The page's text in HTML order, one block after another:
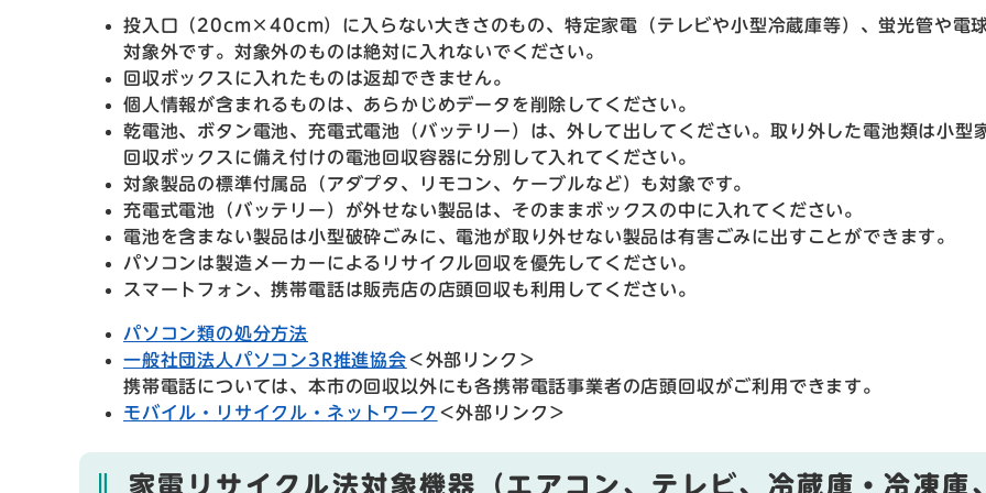
投入口（20cm×40cm）に入らない大きさのもの、特定家電（テレビや小型冷蔵庫等）、蛍光管や電
対象外です。対象外のものは絶対に入れないでください。
回収ボックスに入れたものは返却できません。
個人情報が含まれるものは、あらかじめデータを削除してください。
乾電池、ボタン電池、充電式電池（バッテリー）は、外して出してください。取り外した電池類は小型
回収ボックスに備え付けの電池回収容器に分別して入れてください。
対象製品の標準付属品（アダプタ、リモコン、ケーブルなど）も対象です。
充電式電池（バッテリー）が外せない製品は、そのままボックスの中に入れてください。
電池を含まない製品は小型破砕ごみに、電池が取り外せない製品は有害ごみに出すことができます。
パソコンは製造メーカーによるリサイクル回収を優先してください。
スマートフォン、携帯電話は販売店の店頭回収も利用してください。
パソコン類の処分方法
一般社団法人パソコン3R推進協会＜外部リンク＞
携帯電話については、本市の回収以外にも各携帯電話事業者の店頭回収がご利用できます。
モバイル・リサイクル・ネットワーク ＜外部リンク＞
家電リサイクル法対象機器（エアコン、テレビ、冷蔵庫・冷凍庫、